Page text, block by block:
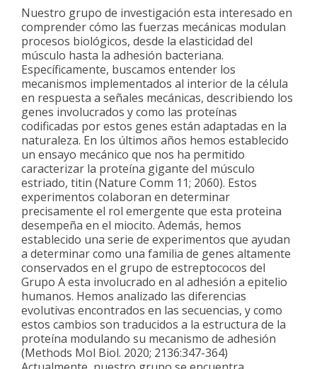
Nuestro grupo de investigación esta interesado en
comprender cómo las fuerzas mecánicas modulan
procesos biológicos, desde la elasticidad del
músculo hasta la adhesión bacteriana.
Específicamente, buscamos entender los
mecanismos implementados al interior de la célula
en respuesta a señales mecánicas, describiendo los
genes involucrados y como las proteínas
codificadas por estos genes están adaptadas en la
naturaleza. En los últimos años hemos establecido
un ensayo mecánico que nos ha permitido
caracterizar la proteína gigante del músculo
estriado, titin (Nature Comm 11; 2060). Estos
experimentos colaboran en determinar
precisamente el rol emergente que esta proteina
desempeña en el miocito. Además, hemos
establecido una serie de experimentos que ayudan
a determinar como una familia de genes altamente
conservados en el grupo de estreptococos del
Grupo A esta involucrado en al adhesión a epitelio
humanos. Hemos analizado las diferencias
evolutivas encontrados en las secuencias, y como
estos cambios son traducidos a la estructura de la
proteína modulando su mecanismo de adhesión
(Methods Mol Biol. 2020; 2136:347-364)